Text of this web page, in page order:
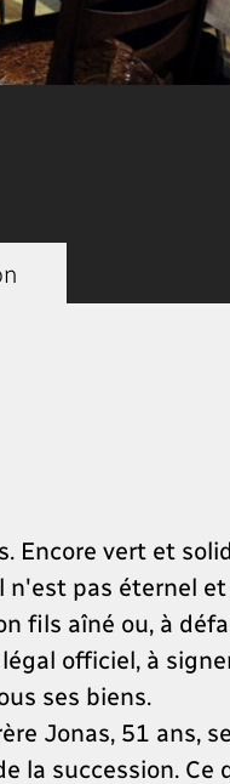
Encore vert et
pas éternel
fils aîné ou, à
officiel, à
ses biens.
Jonas, 51 ans,
la succession. Ce